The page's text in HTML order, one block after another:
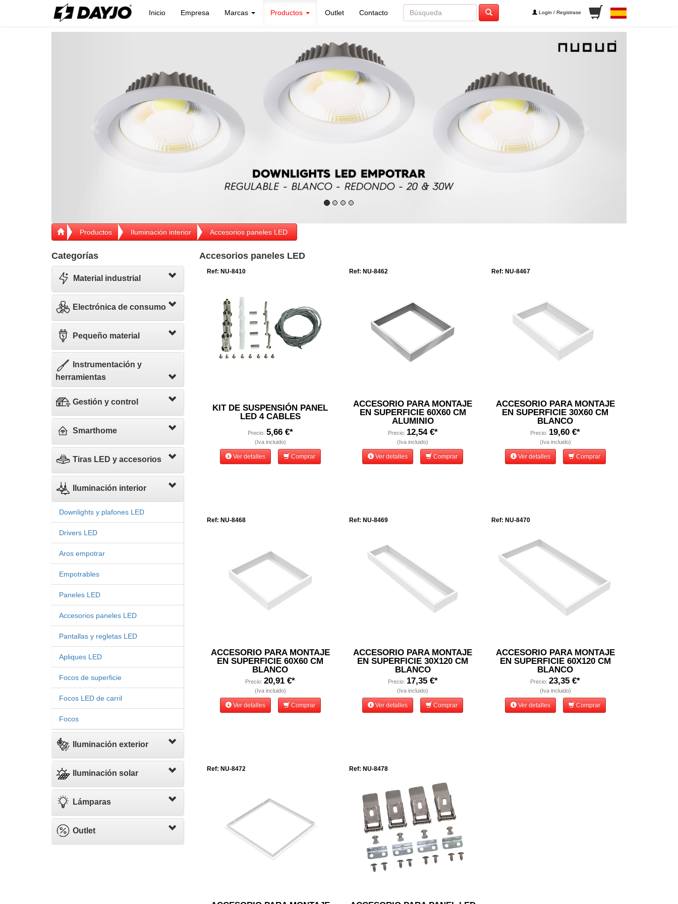
Inicio Empresa Marcas Productos Outlet Contacto Login / Registrase
Productos Iluminación interior Accesorios paneles LED
Categorías
Material industrial
Electrónica de consumo
Pequeño material
Instrumentación y
herramientas
Gestión y control
Smarthome
Tiras LED y accesorios
Iluminación interior
Downlights y plafones LED
Drivers LED
Aros empotrar
Empotrables
Paneles LED
Accesorios paneles LED
Pantallas y regletas LED
Apliques LED
Focos de superficie
Focos LED de carril
Focos
Iluminación exterior
Iluminación solar
Lámparas
Outlet
Accesorios paneles LED
Ref: NU-8410
KIT DE SUSPENSIÓN PANEL
LED 4 CABLES
Precio: 5,66 €*
(Iva incluido)
Ver detalles Comprar
Ref: NU-8462
ACCESORIO PARA MONTAJE
EN SUPERFICIE 60X60 CM
ALUMINIO
Precio: 12,54 €*
(Iva incluido)
Ver detalles Comprar
Ref: NU-8467
ACCESORIO PARA MONTAJE
EN SUPERFICIE 30X60 CM
BLANCO
Precio: 19,60 €*
(Iva incluido)
Ver detalles Comprar
Ref: NU-8468
ACCESORIO PARA MONTAJE
EN SUPERFICIE 60X60 CM
BLANCO
Precio:20,91 €*
(Iva incluido)
Ver detalles Comprar
Ref: NU-8469
ACCESORIO PARA MONTAJE
EN SUPERFICIE 30X120 CM
BLANCO
Precio: 17,35 €*
(Iva incluido)
Ver detalles Comprar
Ref: NU-8470
ACCESORIO PARA MONTAJE
EN SUPERFICIE 60X120 CM
BLANCO
Precio:23,35 €*
(Iva incluido)
Ver detalles Comprar
Ref: NU-8472 Ref: NU-8478